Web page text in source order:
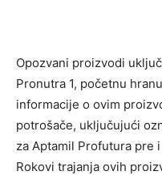
Opozvani proizvodi
Pronutra 1, početnu
informacije o ovim
potrošače, uključujući
za Aptamil Profutura pre
Rokovi trajanja ovih